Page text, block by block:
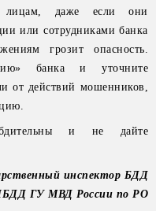
лицам, даже если они
или сотрудниками банка
грозит опасность.
банка и уточните
от действий мошенников,
и не дайте
инспектор БДД
ГУ МВД России по РО